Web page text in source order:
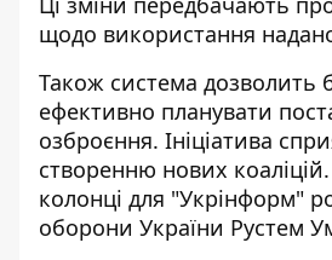
щодо використання
Також система дозволить
ефективно планувати
озброєння. Ініціатива
створенню нових
колонці для "Укрінформ"
оборони України Рустем